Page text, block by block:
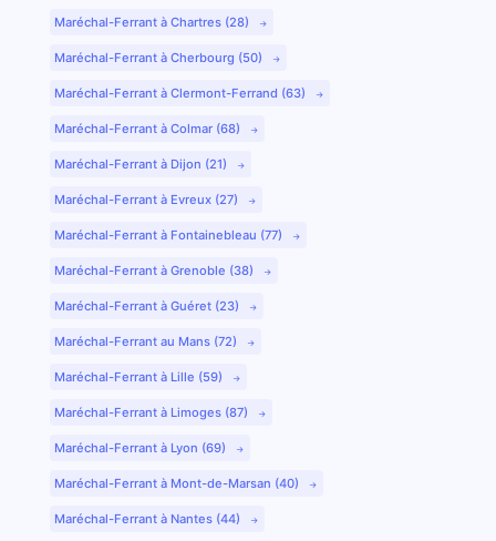
Maréchal-Ferrant à Chartres (28)
Maréchal-Ferrant à Cherbourg (50)
Maréchal-Ferrant à Clermont-Ferrand (63)
Maréchal-Ferrant à Colmar (68)
Maréchal-Ferrant à Dijon (21)
Maréchal-Ferrant à Evreux (27)
Maréchal-Ferrant à Fontainebleau (77)
Maréchal-Ferrant à Grenoble (38)
Maréchal-Ferrant à Guéret (23)
Maréchal-Ferrant au Mans (72)
Maréchal-Ferrant à Lille (59)
Maréchal-Ferrant à Limoges (87)
Maréchal-Ferrant à Lyon (69)
Maréchal-Ferrant à Mont-de-Marsan (40)
Maréchal-Ferrant à Nantes (44)